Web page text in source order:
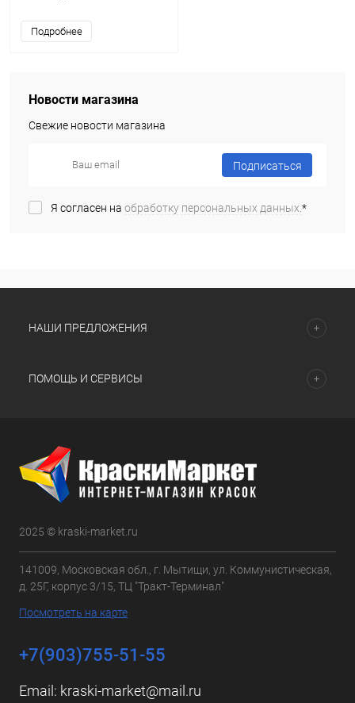
Подробнее
Новости магазина
Свежие новости магазина
Подписаться
Я согласен на обработку персональных данных.*
НАШИ ПРЕДЛОЖЕНИЯ
ПОМОЩЬ И СЕРВИСЫ
2025 © kraski-market.ru
141009, Московская обл., г. Мытищи, ул. Коммунистическая,
д. 25Г, корпус 3/15, ТЦ "Тракт-Терминал"
Посмотреть на карте
+7(903)755-51-55
Email: kraski-market@mail.ru